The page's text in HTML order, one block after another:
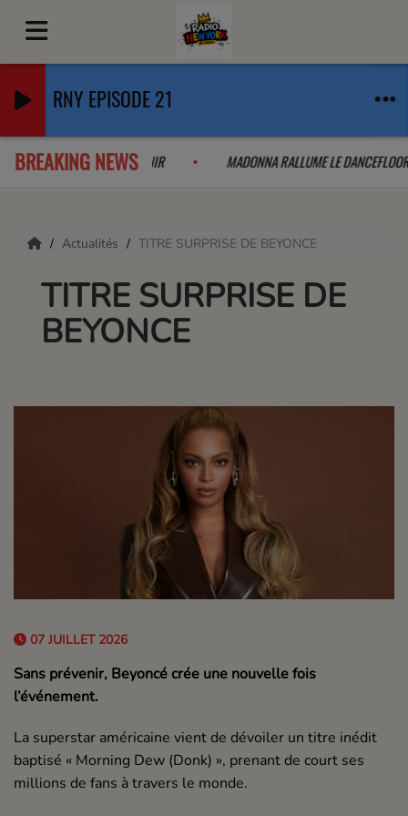
RNY EPISODE 21
BREAKING NEWS
QUE L'ON A PAS VU VENIR MADONNA RALLUME LE
Actualités TITRE SURPRISE DE BEYONCE
TITRE SURPRISE DE
BEYONCE
07 JUILLET 2026
Sans prévenir, Beyoncé crée une nouvelle fois
l’événement.
La superstar américaine vient de dévoiler un titre inédit
baptisé « Morning Dew (Donk) », prenant de court ses
millions de fans à travers le monde.